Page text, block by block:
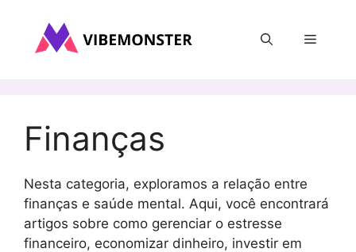
Menu
Finanças
Nesta categoria, exploramos a relação entre
finanças e saúde mental. Aqui, você encontrará
artigos sobre como gerenciar o estresse
financeiro, economizar dinheiro, investir em